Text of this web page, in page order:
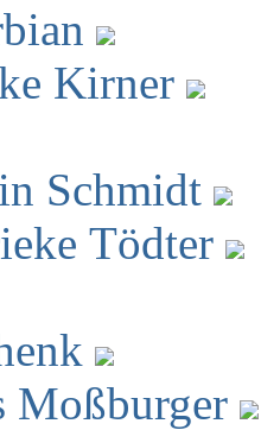
Kirner
Schmidt
Tödter
Moßburger